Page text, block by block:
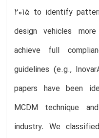
2015 to identify
design vehicles
achieve full
guidelines (e.g.,
papers have been
MCDM technique
industry. We